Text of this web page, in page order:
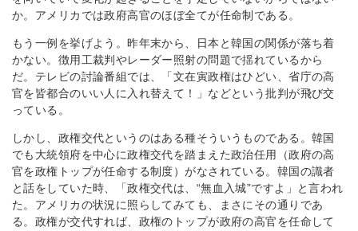
か。アメリカでは政府高官のほぼ全てが任命制である。
もう一例を挙げよう。昨年末から、日本と韓国の関係が落ち着
かない。徴用工裁判やレーダー照射の問題で揺れているから
だ。テレビの討論番組では、「文在寅政権はひどい、省庁の高
官を皆都合のいい人に入れ替えて！」などという批判が飛び交
っている。
しかし、政権交代というのはある種そういうものである。韓国
でも大統領府を中心に政権交代を踏まえた政治任用（政府の高
官を政権トップが任命する制度）がなされている。韓国の識者
と話をしていた時、「政権交代は、“無血入城”ですよ」と言われ
た。アメリカの状況に照らしてみても、まさにその通りであ
る。政権が交代すれば、政権のトップが政府の高官を任命して